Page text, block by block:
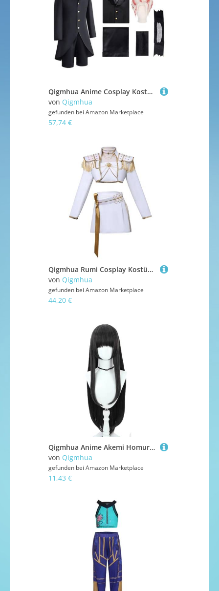
Qigmhua Anime Cosplay Kostüm Okarun - Anime Männer Halloween Kostüm Takakura Ken Cosplay Uniforme Spezial-Plus-Stil Caprihose/Hosen Ver.
von Qigmhua
gefunden bei Amazon Marketplace
57,74 €
Qigmhua Rumi Cosplay Kostüm Mira/Zoey Anzug Anime Cosplay Damen Kleid Weißer Stil Uniform Halloween Idol-Outfits Komplette Sets
von Qigmhua
gefunden bei Amazon Marketplace
44,20 €
Qigmhua Anime Akemi Homura Cosplay Kostüm Uniform Kleid Anzug Komplettset Set für Halloween Karneval Party Dress Up Outfit
von Qigmhua
gefunden bei Amazon Marketplace
11,43 €